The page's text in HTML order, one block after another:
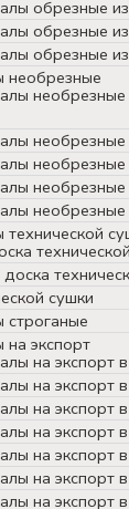
обрезные
обрезные
обрезные
необрезные
необрезные
необрезные
необрезные
необрезные
сушки
строганые
экспорт
на экспорт
на экспорт
на экспорт
на экспорт
на экспорт
на экспорт
на экспорт